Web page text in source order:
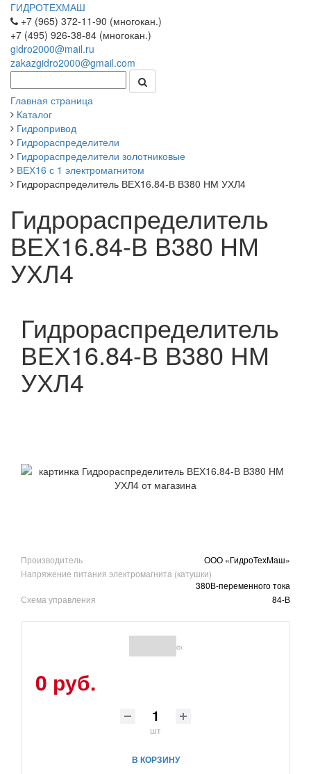
ГИДРОТЕХМАШ
+7 (965) 372-11-90 (многокан.)
+7 (495) 926-38-84 (многокан.)
gidro2000@mail.ru
zakazgidro2000@gmail.com
Главная страница
Каталог
Гидропривод
Гидрораспределители
Гидрораспределители золотниковые
ВЕХ16 с 1 электромагнитом
Гидрораспределитель ВЕХ16.84-В В380 НМ УХЛ4
Гидрораспределитель
ВЕХ16.84-В В380 НМ
УХЛ4
Гидрораспределитель
ВЕХ16.84-В В380 НМ
УХЛ4
Производитель
ООО «ГидроТехМаш»
Напряжение питания электромагнита (катушки)
380В-переменного тока
Схема управления
84-В
(0)
0 руб.
шт
В КОРЗИНУ